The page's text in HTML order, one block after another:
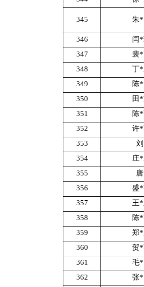
345 朱
346
闫
347
裴
348
丁
349
陈
350
田
351
陈
352
许
353
354
庄
355
356
盛
357
王
358
陈
359
郑
360
贺
361
毛
362
张